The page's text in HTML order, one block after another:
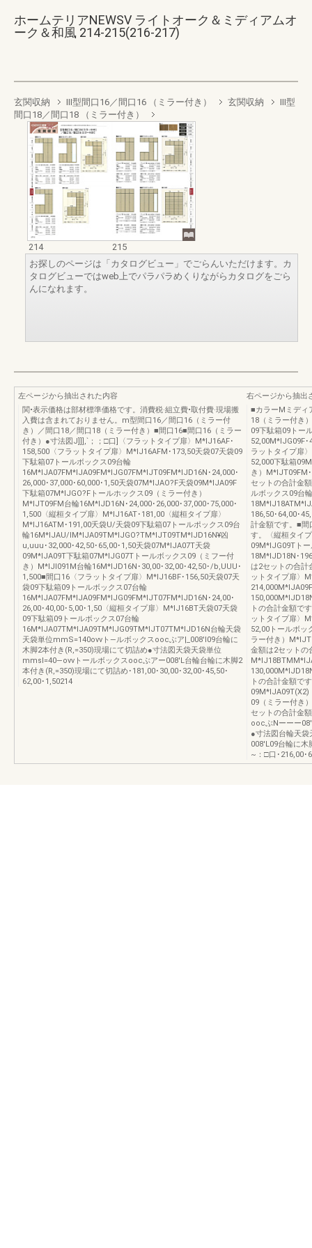
ホームテリアNEWSV ライトオーク＆ミディアムオ
ーク＆和風 214-215(216-217)
玄関収納 III型間口16／間口16 （ミラー付き） 玄関収納
III型
間口18／間口18 （ミラー付き）
214
215
お探しのページは「カタログビュー」でごらんいただけます。カ
タログビューではweb上でパラパラめくりながらカタログをごら
んになれます。
左ページから抽出された内容
関•表示価格は部材標準価格です。消費税·組立費•取付費·現場搬
入費は含まれておりません。m型間口16／間口16（ミラー付
き）／間口18／間口18（ミラー付き）■間口16■間口16（ミラー
付き）●寸法図J]]],`；；□口]〈フラットタイプ扉〉M*IJ16AF･
158,500〈フラットタイプ扉〉M*IJ16AFM･173,50天袋07天袋09
下駄箱07トールボックス09台輪
16M*IJA07FM*IJA09FM*IJG07FM*IJT09FM*IJD16N･24,000･
26,000･37,000･60,000･1,50天袋07M*IJAO?F天袋09M*IJA09F
下駄箱07M*IJGO?Fトールホックス09（ミラー付き）
M*IJT09FM台輪16M*IJD16N･24,000･26,000･37,000･75,000･
1,500〈縦桓タイプ扉〉M*IJ16AT･181,00〈縦桓タイプ扉〉
M*IJ16ATM･191,00夭袋U/天袋09下駄箱07トールポックス09台
輪16M*lJAU/IM*IJA09TM*IJGO?TM*IJT09TM*IJD16N¥凶
u,uuu･32,000･42,50･65,00･1,50天袋07M*IJA07T天袋
09M*IJA09T下駄箱07M*IJG07Tトールボックス09（ミフー付
き）M*lJI091M台輪16M*IJD16N･30,00･32,00･42,50･/b,UUU･
1,500■間口16〈フラットタイプ扉〉M*IJ16BF･156,50天袋07天
袋09下駄箱09トールボックス07台輪
16M*IJA07FM*IJA09FM*IJG09FM*IJT07FM*IJD16N･24,00･
26,00･40,00･5,00･1,50〈縦桓タイプ扉〉M*IJ16BT天袋07天袋
09下駄箱09トールボックス07台輪
16M*IJA07TM*IJA09TM*IJG09TM*IJT07TM*IJD16N台輪天袋
天袋単位mmS=140ovvト—ルボックスoocぶア|_008'l09台輪に
木脚2本付き(R,=350)現場にて切詰め●寸法図天袋天袋単位
mmsl=40—ovvトールボックスoocぶアー008'L台輪台輪に木脚2
本付き(R,=350)現場にて切詰め･181,00･30,00･32,00･45,50･
62,00･1,50214
右ページから抽出
■カラーMミディ
18（ミラー付き
09下駄箱09トー
52,00M*IJG09F
ラットタイプ扉
52,000下駄箱
き）M*IJT09FM
セットの合計金
ルボックス09台輪
186,50･64,00･
計金額です。■間
す。〈縦桓タイ
09M*IJG09Tト
18M*IJD18N･
は2セットの合計
ットタイプ扉〉
トの合計金額で
ットタイプ扉〉
52,00トールボッ
ラー付き）
金額は2セットの
トの合計金額で
09M*IJA09T(X2)
09（ミラー付き
セットの合計金
oocぶNーーー
●寸法図台輪天
008'L09台輪に木
~：□口･216,00･